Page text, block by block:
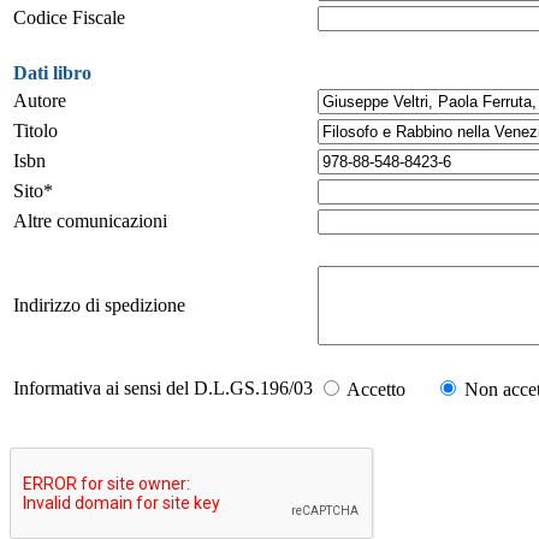
Codice Fiscale
Dati libro
Autore
Titolo
Isbn
Sito*
Altre comunicazioni
Indirizzo di spedizione
Informativa ai sensi del D.L.GS.196/03 Accetto Non